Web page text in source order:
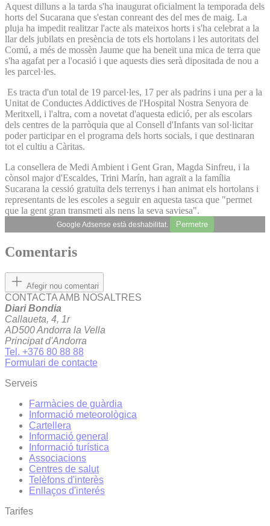
Aquest dilluns a la tarda s'ha inaugurat oficialment la temporada dels
horts del Sucarana que s'estan conreant des del mes de maig. La
pluja ha impedit realitzar l'acte als mateixos horts i s'ha celebrat a la
llar dels jubilats en presència de tots els hortolans i les autoritats del
Comú, a més de mossèn Jaume que ha beneït una mica de terra que
s'ha agafat per a l'ocasió i que aquests dies serà dipositada de nou a
les parcel·les.
Es tracta d'un total de 19 parcel·les, 17 per als padrins i una per a la
Unitat de Conductes Addictives de l'Hospital Nostra Senyora de
Meritxell, i l'altra, com a novetat d'aquesta edició, per als escolars
dels centres de la parròquia que al Consell d'Infants van sol·licitar
poder participar en el programa dels horts socials, i que destinaran
tot el cultiu a Càritas.
La consellera de Medi Ambient i Gent Gran, Magda Sinfreu, i la
cònsol major d'Escaldes, Trini Marín, han agraït a la família
Sucarana la cessió gratuïta dels terrenys i han animat els hortolans i
representants de les escoles a seguir en aquesta tasca que "permet
que la gent gran transmeti als nens la seva saviesa".
Google Adsense està deshabilitat. Permetre
Comentaris
Afegir nou comentari
CONTACTA AMB NOSALTRES
Diari Bondia
Callaueta, 4, 1r
AD500 Andorra la Vella
Principat d'Andorra
Tel. +376 80 88 88
Formulari de contacte
Serveis
Farmàcies de guàrdia
Informació meteorològica
Cartellera
Informació general
Informació turística
Associacions
Centres de salut
Telèfons d'interès
Enllaços d'interés
Tarifes